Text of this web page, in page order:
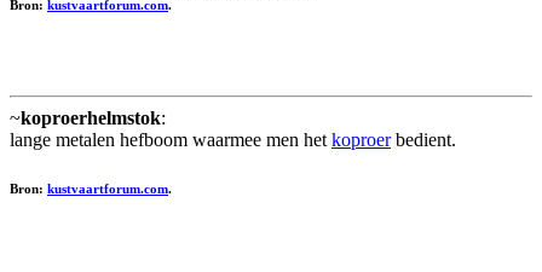
Bron: kustvaartforum.com.
~koproerhelmstok:
lange metalen hefboom waarmee men het koproerbedient.
Bron: kustvaartforum.com.